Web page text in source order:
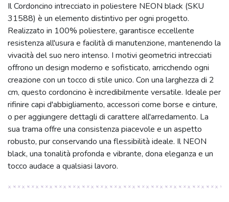
Il Cordoncino intrecciato in poliestere NEON black (SKU
31588) è un elemento distintivo per ogni progetto.
Realizzato in 100% poliestere, garantisce eccellente
resistenza all'usura e facilità di manutenzione, mantenendo la
vivacità del suo nero intenso. I motivi geometrici intrecciati
offrono un design moderno e sofisticato, arricchendo ogni
creazione con un tocco di stile unico. Con una larghezza di 2
cm, questo cordoncino è incredibilmente versatile. Ideale per
rifinire capi d'abbigliamento, accessori come borse e cinture,
o per aggiungere dettagli di carattere all'arredamento. La
sua trama offre una consistenza piacevole e un aspetto
robusto, pur conservando una flessibilità ideale. Il NEON
black, una tonalità profonda e vibrante, dona eleganza e un
tocco audace a qualsiasi lavoro.